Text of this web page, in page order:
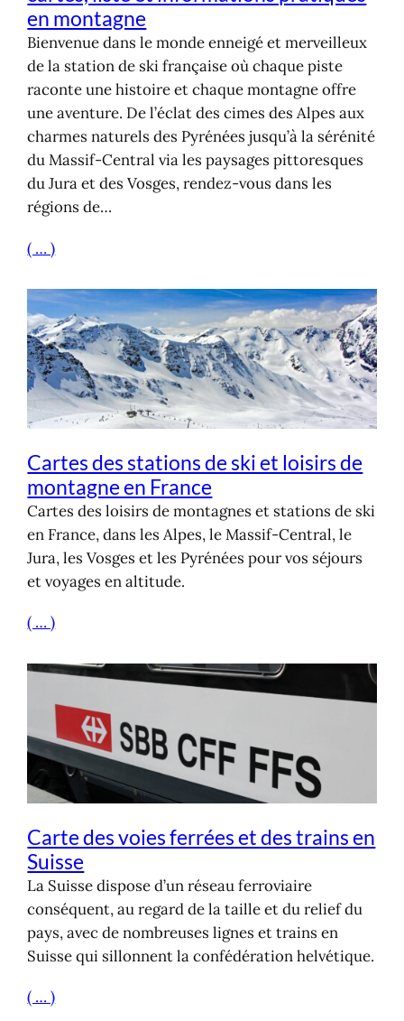
en montagne
Bienvenue dans le monde enneigé et merveilleux
de la station de ski française où chaque piste
raconte une histoire et chaque montagne offre
une aventure. De l’éclat des cimes des Alpes aux
charmes naturels des Pyrénées jusqu’à la sérénité
du Massif-Central via les paysages pittoresques
du Jura et des Vosges, rendez-vous dans les
régions de…
( … )
Cartes des stations de ski et loisirs de
montagne en France
Cartes des loisirs de montagnes et stations de ski
en France, dans les Alpes, le Massif-Central, le
Jura, les Vosges et les Pyrénées pour vos séjours
et voyages en altitude.
( … )
Carte des voies ferrées et des trains en
Suisse
La Suisse dispose d’un réseau ferroviaire
conséquent, au regard de la taille et du relief du
pays, avec de nombreuses lignes et trains en
Suisse qui sillonnent la confédération helvétique.
( … )